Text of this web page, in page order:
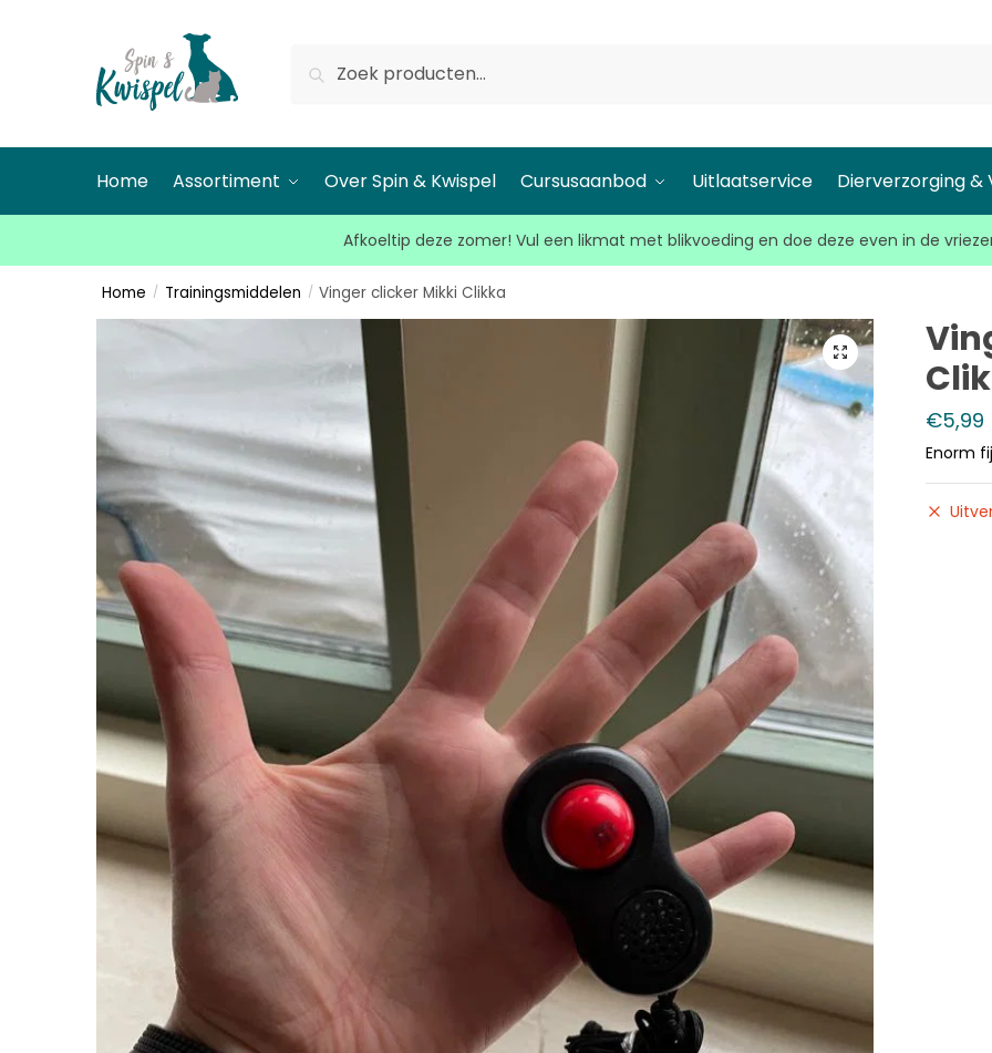
Home Assortiment Over Spin & Kwispel Cursusaanbod Uitlaatservice Dierverzorging &
Afkoeltip deze zomer! Vul een likmat met blikvoeding en doe deze even in de
Home / Trainingsmiddelen / Vinger clicker Mikki Clikka
€5,99
Enorm